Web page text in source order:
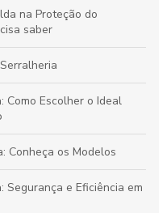
na Proteção do
saber
Como Escolher o Ideal
Conheça os Modelos
Segurança e Eficiência em